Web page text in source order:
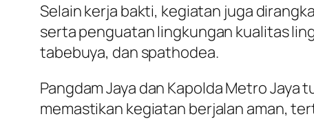
Selain kerja bakti, kegiatan juga
serta penguatan lingkungan kualitas
tabebuya, dan spathodea.
Pangdam Jaya dan Kapolda Metro
memastikan kegiatan berjalan aman,